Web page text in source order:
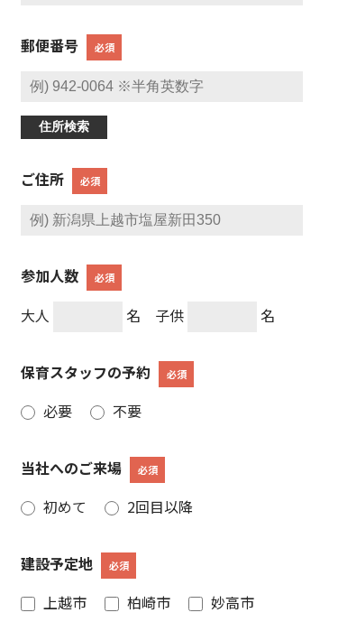
郵便番号 必須
住所検索
ご住所 必須
参加人数 必須
大人 名 子供 名
保育スタッフの予約 必須
必要 不要
当社へのご来場 必須
初めて 2回目以降
建設予定地 必須
上越市 柏崎市
妙高市